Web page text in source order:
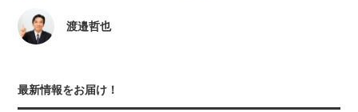
渡邉哲也
最新情報をお届け！